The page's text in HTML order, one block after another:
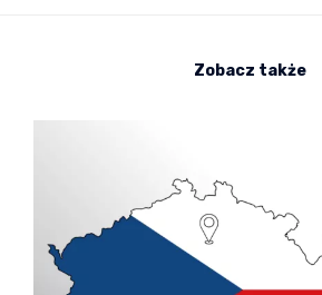
Zobacz także